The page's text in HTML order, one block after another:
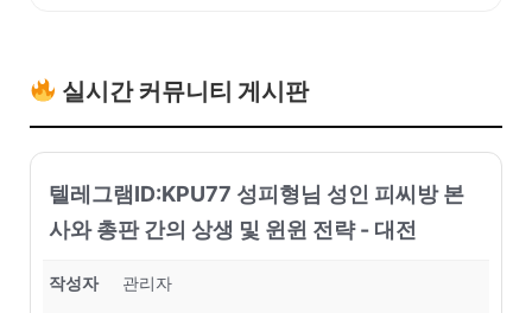
실시간 커뮤니티 게시판
텔레그램ID:KPU77 성피형님 성인 피씨방 본
사와 총판 간의 상생 및 윈윈 전략 - 대전
작성자 관리자